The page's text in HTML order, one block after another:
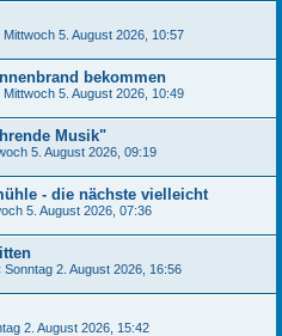
Mittwoch 5. August 2026, 10:57
bekommen
Mittwoch 5. August 2026, 10:49
Musik"
5. August 2026, 09:19
- die nächste vielleicht
5. August 2026, 07:36
Sonntag 2. August 2026, 16:56
2. August 2026, 15:42